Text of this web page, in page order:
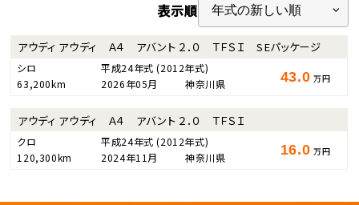
表示順
アウディ アウディ Ａ４ アバント ２．０ ＴＦＳＩ SEパッケージ
シロ 平成24年式(2012年式)
63,200km
2026年05月 神奈川県 43.0 万円
アウディ アウディ Ａ４ アバント ２．０ ＴＦＳＩ
クロ 平成24年式(2012年式)
120,300km
2024年11月 神奈川県 16.0 万円